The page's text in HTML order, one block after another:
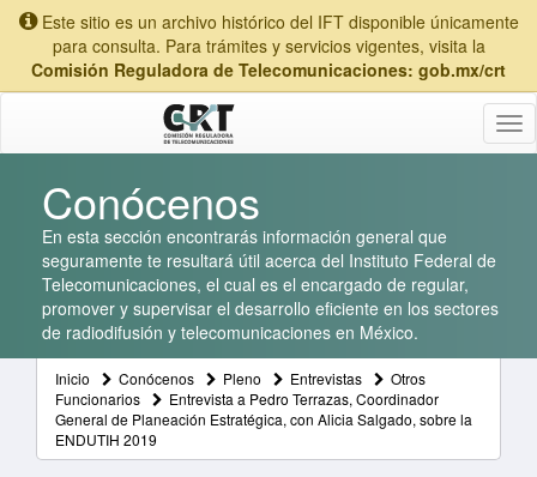
Este sitio es un archivo histórico del IFT disponible únicamente
para consulta. Para trámites y servicios vigentes, visita la
Comisión Reguladora de Telecomunicaciones: gob.mx/crt
Conócenos
En esta sección encontrarás información general que
seguramente te resultará útil acerca del Instituto Federal de
Telecomunicaciones, el cual es el encargado de regular,
promover y supervisar el desarrollo eficiente en los sectores
de radiodifusión y telecomunicaciones en México.
Inicio Conócenos Pleno Entrevistas
Otros
Funcionarios
Entrevista a Pedro Terrazas, Coordinador
General de Planeación Estratégica, con Alicia Salgado, sobre la
ENDUTIH 2019